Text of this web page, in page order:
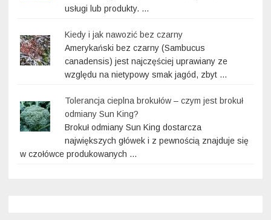
usługi lub produkty. …
Kiedy i jak nawozić bez czarny
Amerykański bez czarny (Sambucus
canadensis) jest najczęściej uprawiany ze
względu na nietypowy smak jagód, zbyt …
Tolerancja cieplna brokułów – czym jest brokuł
odmiany Sun King?
Brokuł odmiany Sun King dostarcza
największych główek i z pewnością znajduje się
w czołówce produkowanych …